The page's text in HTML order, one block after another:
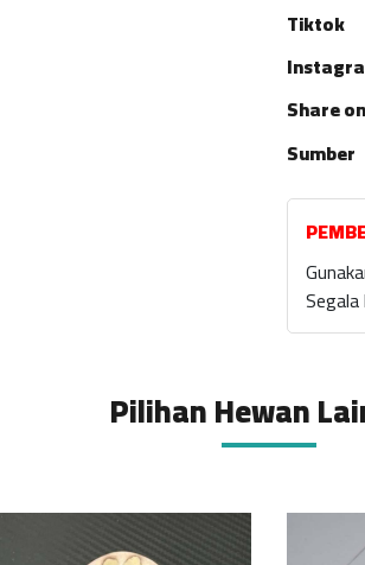
Tiktok
Share on
Sumber
Pilihan Hewan